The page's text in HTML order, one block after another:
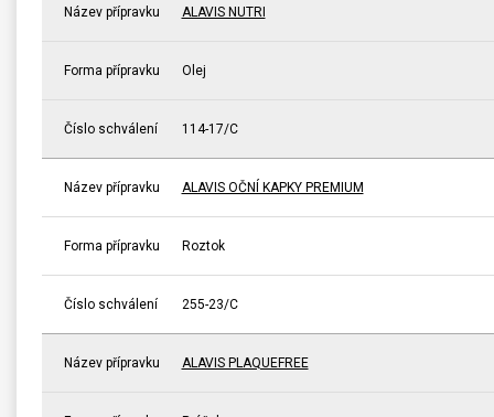
Název přípravku ALAVIS NUTRI
Forma přípravku Olej
Číslo schválení 114-17/C
Název přípravku ALAVIS OČNÍ KAPKY PREMIUM
Forma přípravku Roztok
Číslo schválení 255-23/C
Název přípravku ALAVIS PLAQUEFREE